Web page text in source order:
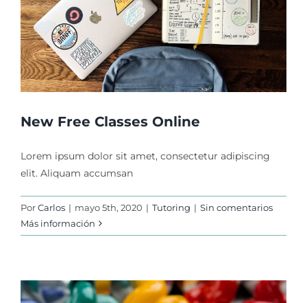
New Free Classes Online
Lorem ipsum dolor sit amet, consectetur adipiscing
elit. Aliquam accumsan
PorCarlos | mayo 5th, 2020 | Tutoring | Sin comentarios
Más información